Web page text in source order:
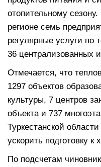
отопительному
регионе семь
регулярные услуги по
36 централизованных
Отмечается, что
1297 объектов
культуры, 7 центров
объекта и 737
Туркестанской
ускорить подготовку к
По подсчетам